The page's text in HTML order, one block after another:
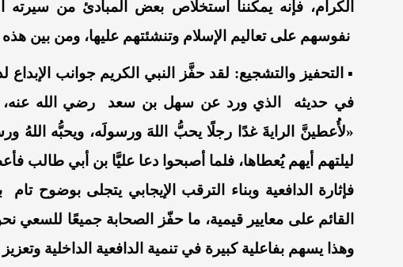
الكرام، فإنه يمكننا استخلاص بعض المبادئ من سيرته
نفوسهم على تعاليم
الإسلام وتنشئتهم عليها، ومن بين هذه
▪ التحفيز والتشجيع: لقد حفَّز النبي الكريم جوانب الإبداع
في حديثه الذي ورد عن سهل بن سعد رضي الله عنه،
«لأُعطينَّ الرايةَ غدًا رجلًا يحبُّ اللهَ ورسولَه، ويحبُّه اللهُ
ليلتهم أيهم يُعطاها، فلما أصبحوا دعا عليَّا بن أبي طالب
فإثارة الدافعية وبناء الترقب الإيجابي يتجلى بوضوحتام
القائم على معايير قيمية، ما حفّز الصحابة جميعًا للسعي
وهذا يسهم بفاعلية كبيرة في تنمية الدافعية الداخلية